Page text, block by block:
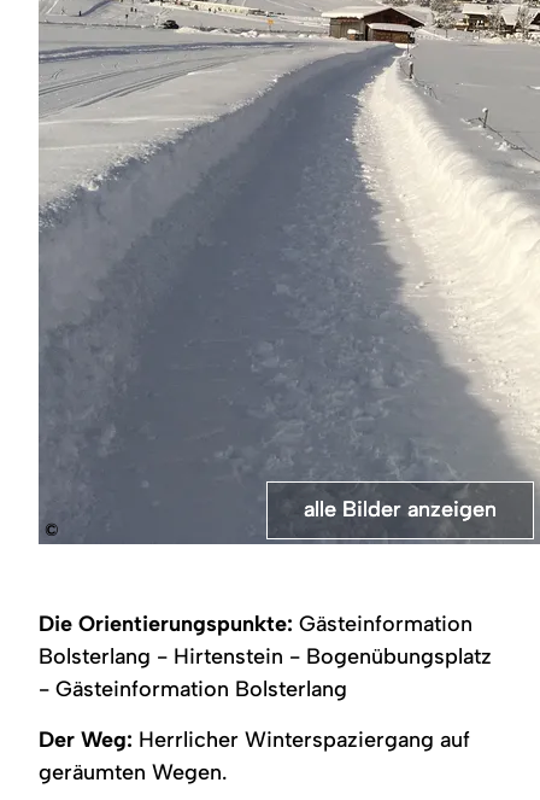
©
alle Bilder anzeigen
Sonderdorf
alle Bilder anzeigen
alle Bilder anzeigen
Die Orientierungspunkte: Gästeinformation
Bolsterlang - Hirtenstein - Bogenübungsplatz
- Gästeinformation Bolsterlang
Der Weg: Herrlicher Winterspaziergang auf
geräumten Wegen.